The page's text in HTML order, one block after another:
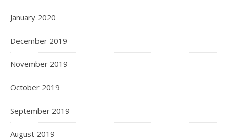
January 2020
December 2019
November 2019
October 2019
September 2019
August 2019